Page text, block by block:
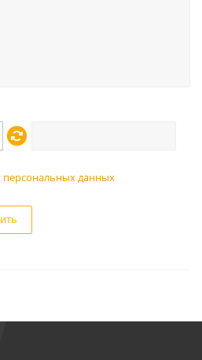
персональных данных